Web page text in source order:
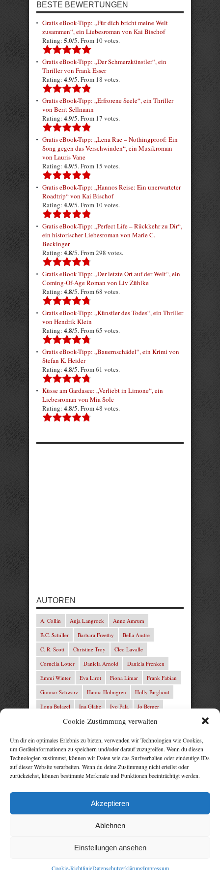
Cookie-Zustimmung verwalten
Um dir ein optimales Erlebnis zu bieten, verwenden wir Technologien wie Cookies,
um Geräteinformationen zu speichern und/oder darauf zuzugreifen. Wenn du diesen
Technologien zustimmst, können wir Daten wie das Surfverhalten oder eindeutige IDs
auf dieser Website verarbeiten. Wenn du deine Zustimmung nicht erteilst oder
zurückziehst, können bestimmte Merkmale und Funktionen beeinträchtigt werden.
Akzeptieren
Ablehnen
Einstellungen ansehen
Cookie-RichtlinieDatenschutzerklärungImpressum
BESTE BEWERTUNGEN
Gratis eBook-Tipp: „Für dich bricht meine Welt
zusammen“, ein Liebesroman von Kai Bischof
Rating: 5.0/5. From 10 votes.
Gratis eBook-Tipp: „Der Schmerzkünstler“, ein
Thriller von Frank Esser
Rating: 4.9/5. From 18 votes.
Gratis eBook-Tipp: „Erfrorene Seele“, ein Thriller
von Berit Sellmann
Rating: 4.9/5. From 17 votes.
Gratis eBook-Tipp: „Lena Rae – Nothingproof: Ein
Song gegen das Verschwinden“, ein Musikroman
von Lauris Vane
Rating: 4.9/5. From 15 votes.
Gratis eBook-Tipp: „Hannos Reise: Ein unerwarteter
Roadtrip“ von Kai Bischof
Rating: 4.9/5. From 10 votes.
Gratis eBook-Tipp: „Perfect Life – Rückkehr zu Dir“,
ein historischer Liebesroman von Marie C.
Beckinger
Rating: 4.8/5. From 298 votes.
Gratis eBook-Tipp: „Der letzte Ort auf der Welt“, ein
Coming-Of-Age Roman von Liv Zühlke
Rating: 4.8/5. From 68 votes.
Gratis eBook-Tipp: „Künstler des Todes“, ein Thriller
von Hendrik Klein
Rating: 4.8/5. From 65 votes.
Gratis eBook-Tipp: „Bauernschädel“, ein Krimi von
Stefan K. Heider
Rating: 4.8/5. From 61 votes.
Küsse am Gardasee: „Verliebt in Limone“, ein
Liebesroman von Mia Sole
Rating: 4.8/5. From 48 votes.
AUTOREN
A. Collin Anja Langrock
Anne Amrum
B.C. Schiller
Barbara Freethy
Bella Andre
C. R. Scott
Christine Troy
Cleo Lavalle
Cornelia Lotter
Daniela Arnold
Daniela Frenken
Emmi Winter
Eva Lirot Fiona Limar
Frank Fabian
Gunnar Schwarz
Hanna Holmgren
Holly Birglund
Ilona Bulazel
Ina Glahe Ivo Pala
Jo Berger
Josefine Weiss
Josie Charles
Karin Lindberg
Lita Harris
Marcus Hünnebeck
Marit Bernson
Mark Franley
Martin Krist
Michelle Schrenk
Mila Summers
Mira Morton
Nika Lubitsch
Noah Fitz
Nora Amelie René Junge
Rezepte Profis
Thomas Herzberg Vital Experts